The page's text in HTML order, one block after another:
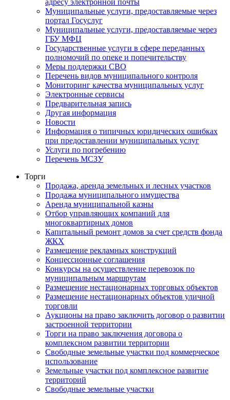
Муниципальные услуги, предоставляемые через
портал Госуслуг
Муниципальные услуги, предоставляемые через
ГБУ МФЦ
Государственные услуги в сфере переданных
полномочий по опеке и попечительству
Меры поддержки СВО
Перечень видов муниципального контроля
Мониторинг качества муниципальных услуг
Электронные сервисы
Предварительная запись
Другая информация
Новости
Информация о типичных юридических ошибках
при предоставлении муниципальных услуг
Услуги по погребению
Перечень МСЗУ
Торги
Продажа, аренда земельных и лесных участков
Продажа муниципального имущества
Аренда муниципальной казны
Отбор управляющих компаний для
многоквартирных домов
Капитальный ремонт домов за счет средств фонда
ЖКХ
Размещение рекламных конструкций
Концессионные соглашения
Конкурсы на осуществление перевозок по
муниципальным маршрутам
Размещение нестационарных торговых объектов
Размещение нестационарных объектов уличной
торговли
Аукционы на право заключить договор о развитии
застроенной территории
Торги на право заключения договора о
комплексном развитии территории
Свободные земельные участки под коммерческое
использование
Земельные участки под комплексное развитие
территорий
Свободные земельные участки